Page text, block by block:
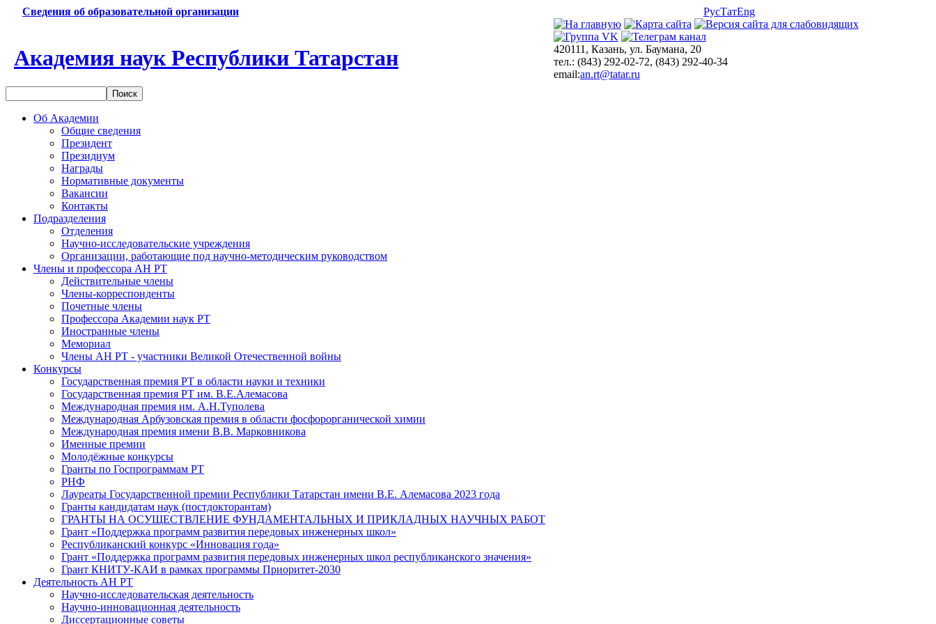
Сведения об образовательной организации РусТатEng
Академия наук Республики Татарстан
420111, Казань, ул. Баумана, 20
тел.: (843) 292-02-72, (843) 292-40-34
email:an.rt@tatar.ru
Об Академии
Общие сведения
Президент
Президиум
Награды
Нормативные документы
Вакансии
Контакты
Подразделения
Отделения
Научно-исследовательские учреждения
Организации, работающие под научно-методическим руководством
Члены и профессора АН РТ
Действительные члены
Члены-корреспонденты
Почетные члены
Профессора Академии наук РТ
Иностранные члены
Мемориал
Члены АН РТ - участники Великой Отечественной войны
Конкурсы
Государственная премия РТ в области науки и техники
Государственная премия РТ им. В.Е.Алемасова
Международная премия им. А.Н.Туполева
Международная Арбузовская премия в области фосфорорганической химии
Международная премия имени В.В. Марковникова
Именные премии
Молодёжные конкурсы
Гранты по Госпрограммам РТ
РНФ
Лауреаты Государственной премии Республики Татарстан имени В.Е. Алемасова 2023 года
Гранты кандидатам наук (постдокторантам)
ГРАНТЫ НА ОСУЩЕСТВЛЕНИЕ ФУНДАМЕНТАЛЬНЫХ И ПРИКЛАДНЫХ НАУЧНЫХ РАБОТ
Грант «Поддержка программ развития передовых инженерных школ»
Республиканский конкурс «Инновация года»
Грант «Поддержка программ развития передовых инженерных школ республиканского значения»
Грант КНИТУ-КАИ в рамках программы Приоритет-2030
Деятельность АН РТ
Научно-исследовательская деятельность
Научно-инновационная деятельность
Диссертационные советы